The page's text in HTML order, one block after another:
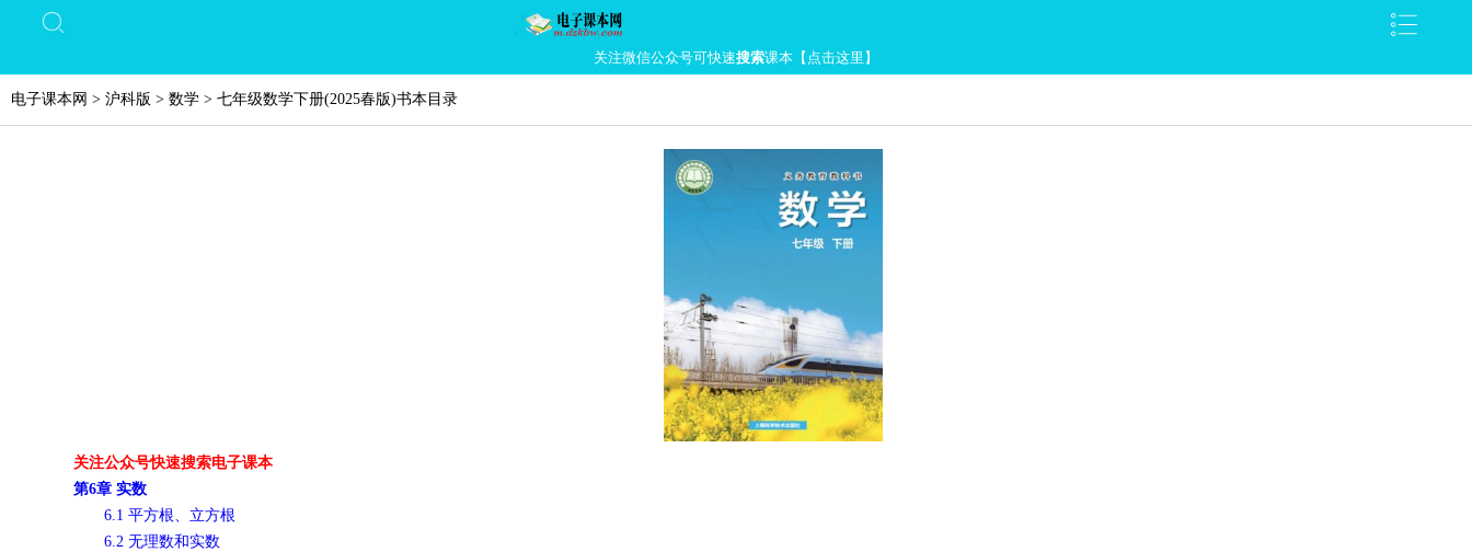
关注微信公众号可快速搜索课本【点击这里】
电子课本网 > 沪科版 > 数学 > 七年级数学下册(2025春版)书本目录
关注公众号快速搜索电子课本
第6章 实数
6.1 平方根、立方根
6.2 无理数和实数